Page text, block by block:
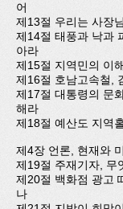
어
제13절 우리는 사장
제14절 태풍과 낙과
아라
제15절 지역민의 이
제16절 호남고속철,
제17절 대통령의 문
해라
제18절 예산도 지역
제4장 언론, 현재와
제19절 주재기자, 무
제20절 백화점 광고
나